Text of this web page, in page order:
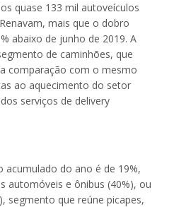
quase 133 mil autoveículos
mais que o dobro
abaixo de junho de 2019. A
de caminhões, que
comparação com o mesmo
ao aquecimento do setor
serviços de delivery
acumulado do ano é de 19%,
automóveis e ônibus (40%), ou
segmento que reúne picapes,